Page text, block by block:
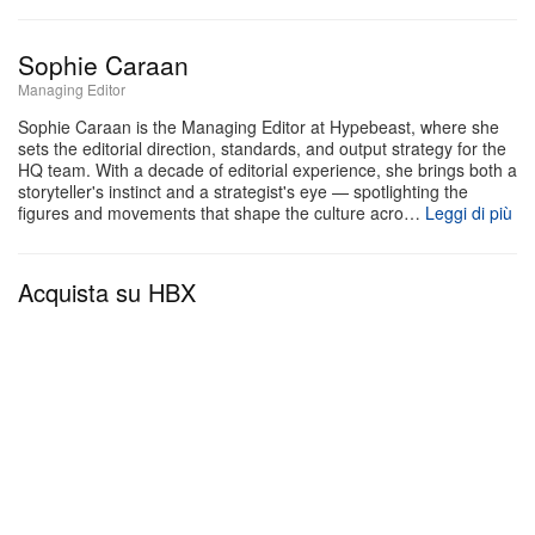
la distinguono da una semplice variazione di
materiali. I passalacci sono stati ridisegnati da zero,
con posizione e dimensioni perfezionate attraverso
numerosi passaggi per bilanciare l’impatto visivo
con la performance funzionale della scarpa come
erano mai apparsi prima su una Paraboot,
Sophie Caraan
Managing Editor
Sophie Caraan is the Managing Editor at Hypebeast, where she
sets the editorial direction, standards, and output strategy for the
HQ team. With a decade of editorial experience, she brings both a
storyteller's instinct and a strategist's eye — spotlighting the
figures and movements that shape the culture acro… Leggi di più
Acquista su HBX